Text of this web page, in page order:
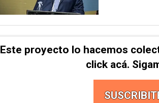
Este proyecto lo hacemos
click acá.